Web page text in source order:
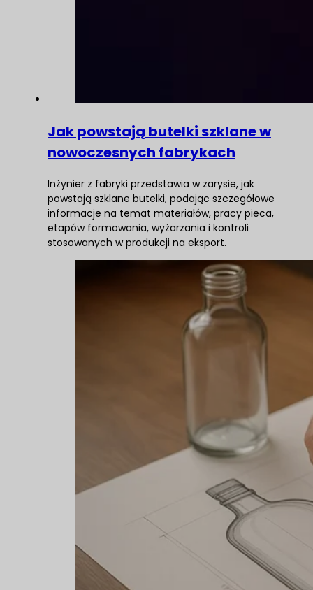
Jak powstają butelki szklane w
nowoczesnych fabrykach
Inżynier z fabryki przedstawia w zarysie, jak
powstają szklane butelki, podając szczegółowe
informacje na temat materiałów, pracy pieca,
etapów formowania, wyżarzania i kontroli
stosowanych w produkcji na eksport.